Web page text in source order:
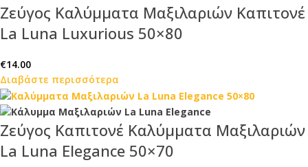
Ζεύγος Καλύμματα Μαξιλαριών Καπιτονέ
La Luna Luxurious 50×80
€14.00
Διαβάστε περισσότερα
Ζεύγος Καπιτονέ Καλύμματα Μαξιλαριών
La Luna Elegance 50×70